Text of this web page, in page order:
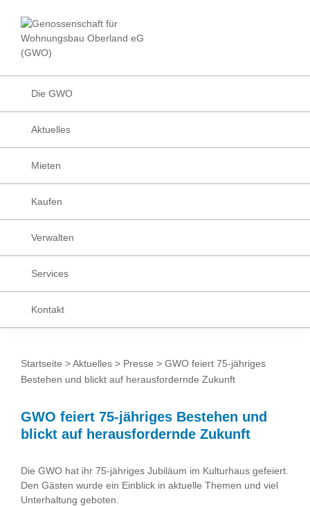
Hauptnavigation
springen
Inhalt
springen
Fußzeile
springen
für
Wohnungsbau
Oberland
eG
(GWO)
Die GWO
Aktuelles
Mieten
Kaufen
Verwalten
Services
Kontakt
Startseite >Aktuelles > Presse > GWO feiert 75-jähriges
Bestehen und blickt auf herausfordernde Zukunft
GWO feiert 75-jähriges Bestehen und
blickt auf herausfordernde Zukunft
Die GWO hat ihr 75-jähriges Jubiläum im Kulturhaus gefeiert.
Den Gästen wurde ein Einblick in aktuelle Themen und viel
Unterhaltung geboten.